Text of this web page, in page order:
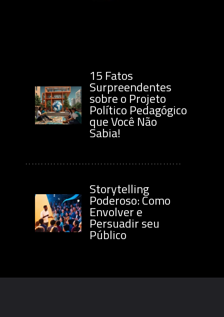
15 Fatos
Surpreendentes
sobre o Projeto
Político Pedagógico
que Você Não
Sabia!
..................................................
Storytelling
Poderoso: Como
Envolver e
Persuadir seu
Público